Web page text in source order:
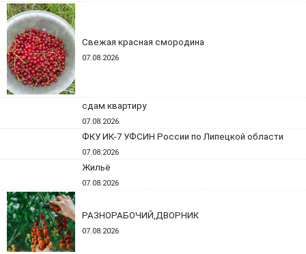
Свежая красная смородина
07.08.2026
сдам квартиру
07.08.2026
ФКУ ИК-7 УФСИН России по Липецкой области
07.08.2026
Жильё
07.08.2026
РАЗНОРАБОЧИЙ,ДВОРНИК
07.08.2026